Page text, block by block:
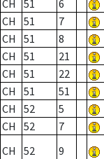
CH 51 6
CH
51 7
CH
51 8
CH
51 21
CH
51 22
CH
51 51
CH
52 5
CH
52 7
CH
52 9